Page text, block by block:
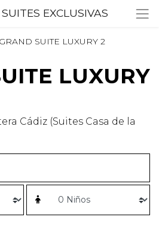
EXCLUSIVAS
GRAND SUITE LUXURY 2
LUXURY
Cádiz (Suites Casa de la